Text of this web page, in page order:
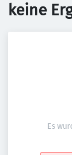
keine
Es